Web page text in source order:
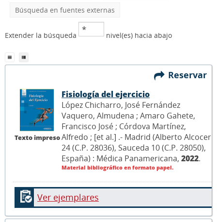
Búsqueda en fuentes externas
Extender la búsqueda nivel(es) hacia abajo
Reservar
Texto impreso
Fisiología del ejercicio
López Chicharro, José Fernández
Vaquero, Almudena ; Amaro Gahete,
Francisco José ; Córdova Martínez,
Alfredo ; [et al.] .- Madrid (Alberto Alcocer
24 (C.P. 28036), Sauceda 10 (C.P. 28050),
España) : Médica Panamericana, 2022.
Material bibliográfico en formato papel.
Ver ejemplares